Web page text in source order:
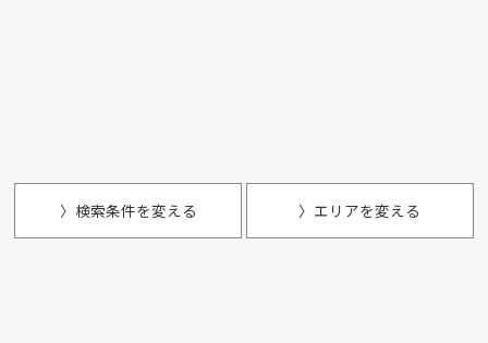
〉検索条件を変える 〉エリアを変える